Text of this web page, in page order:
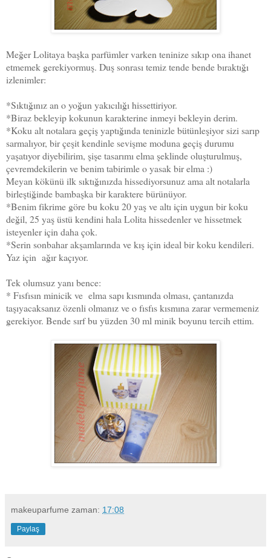
Meğer Lolitaya başka parfümler varken teninize sıkıp ona ihanet
etmemek gerekiyormuş. Duş sonrası temiz tende bende bıraktığı
izlenimler:
*Sıktığınız an o yoğun yakıcılığı hissettiriyor.
*Biraz bekleyip kokunun karakterine inmeyi bekleyin derim.
*Koku alt notalara geçiş yaptığında teninizle bütünleşiyor sizi sarıp
sarmalıyor, bir çeşit kendinle sevişme moduna geçiş durumu
yaşatıyor diyebilirim, şişe tasarımı elma şeklinde oluşturulmuş,
çevremdekilerin ve benim tabirimle o yasak bir elma :)
Meyan kökünü ilk sıktığınızda hissediyorsunuz ama alt notalarla
birleştiğinde bambaşka bir karaktere bürünüyor.
*Benim fikrime göre bu koku 20 yaş ve altı için uygun bir koku
değil, 25 yaş üstü kendini hala Lolita hissedenler ve hissetmek
isteyenler için daha çok.
*Serin sonbahar akşamlarında ve kış için ideal bir koku kendileri.
Yaz için ağır kaçıyor.
Tek olumsuz yanı bence:
* Fısfısın minicik ve elma sapı kısmında olması, çantanızda
taşıyacaksanız özenli olmanız ve o fısfıs kısmına zarar vermemeniz
gerekiyor. Bende sırf bu yüzden 30 ml minik boyunu tercih ettim.
makeuparfume zaman: 17:08
Paylaş